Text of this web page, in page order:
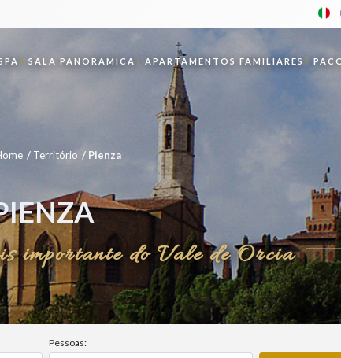
SALA PANORÂMICA APARTAMENTOS FAMILIARES
Território Pienza
importante do Vale de Orcia
Pessoas: